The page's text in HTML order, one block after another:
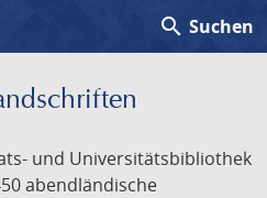
search Suchen
und Universitätsbibliothek
abendländische